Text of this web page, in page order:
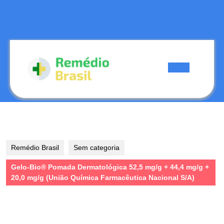
Remédio Brasil Sem categoria
Gelo-Bio® Pomada Dermatológica 52,5 mg/g + 44,4 mg/g +
20,0 mg/g (União Química Farmacêutica Nacional S/A)